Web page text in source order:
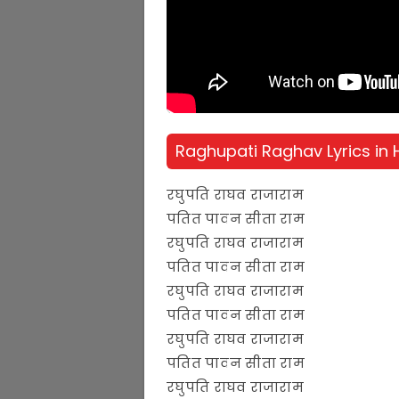
Raghupati Raghav Lyrics in
रघुपति राघव राजाराम
पतित पावन सीता राम
रघुपति राघव राजाराम
पतित पावन सीता राम
रघुपति राघव राजाराम
पतित पावन सीता राम
रघुपति राघव राजाराम
पतित पावन सीता राम
रघुपति राघव राजाराम